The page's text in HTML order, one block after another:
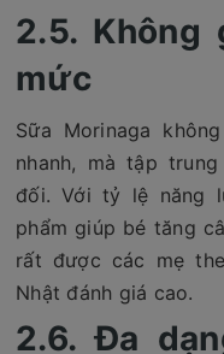
2.5. Không
mức
Sữa Morinaga
nhanh, mà tập
đối. Với tỷ lệ năng
phẩm giúp bé tăng
rất được các mẹ
Nhật đánh giá cao.
2.6. Đa